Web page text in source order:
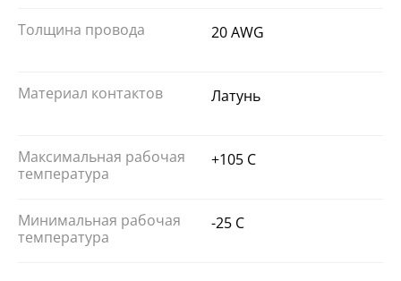
Толщина провода 20 AWG
Материал контактов Латунь
Максимальная рабочая
температура
+105 C
Минимальная рабочая
температура
-25 C